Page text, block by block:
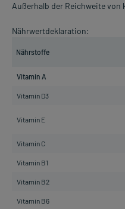
Außerhalb der Reichweite
Nährwertdeklaration:
Nährstoffe
Vitamin A
Vitamin D3
Vitamin E
Vitamin C
Vitamin B1
Vitamin B2
Vitamin B6